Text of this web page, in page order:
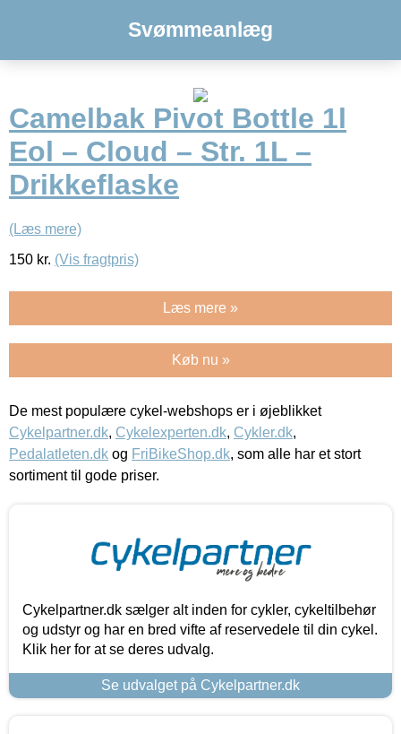
Svømmeanlæg
Camelbak Pivot Bottle 1l
Eol – Cloud – Str. 1L –
Drikkeflaske
(Læs mere)
150 kr. (Vis fragtpris)
Læs mere »
Køb nu »
De mest populære cykel-webshops er i øjeblikket
Cykelpartner.dk, Cykelexperten.dk, Cykler.dk,
Pedalatleten.dk og FriBikeShop.dk, som alle har et stort
sortiment til gode priser.
Cykelpartner.dk sælger alt inden for cykler, cykeltilbehør
og udstyr og har en bred vifte af reservedele til din cykel.
Klik her for at se deres udvalg.
Se udvalget på Cykelpartner.dk